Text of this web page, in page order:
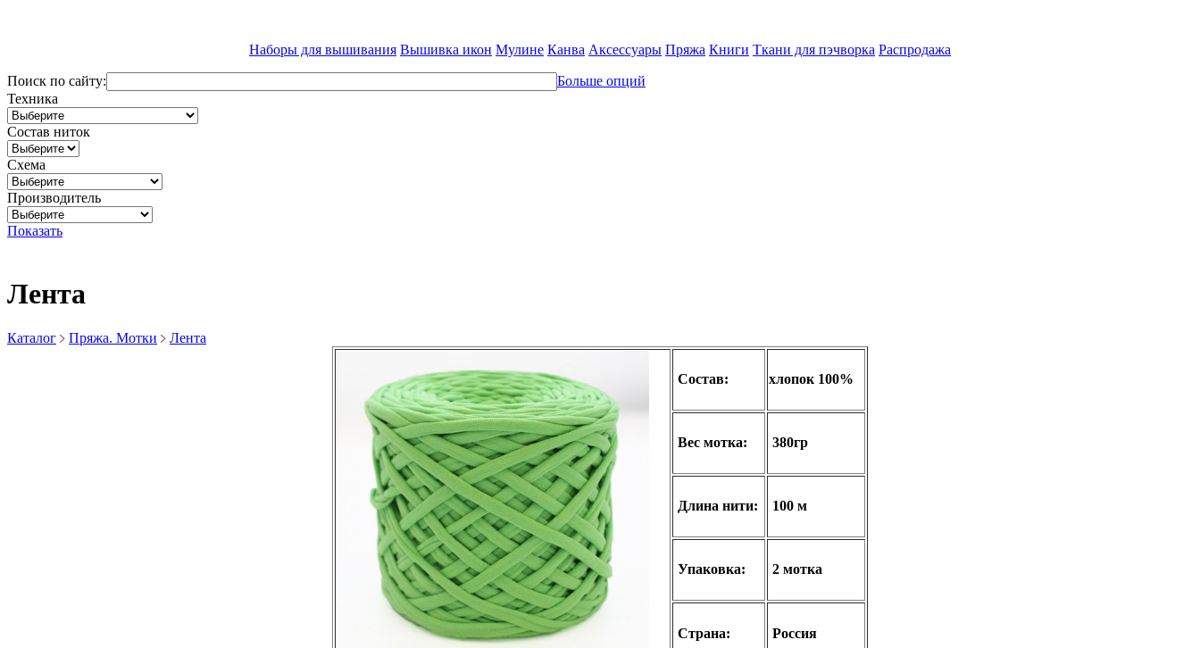
Наборы для вышивания Вышивка икон Мулине Канва Аксессуары Пряжа Книги Ткани для пэчворка Распродажа
Поиск по сайту:
Больше опций
Техника
Состав ниток
Схема
Производитель
Показать
Лента
Каталог Пряжа. Мотки Лента
Состав: хлопок 100%
Вес мотка: 380гр
Длина нити: 100 м
Упаковка: 2 мотка
Страна: Россия